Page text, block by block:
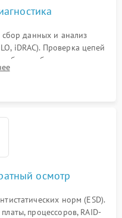
данных и анализ
iDRAC). Проверка цепей
без вскрытия
сбоя.
осмотр
норм (ESD).
процессоров, RAID-